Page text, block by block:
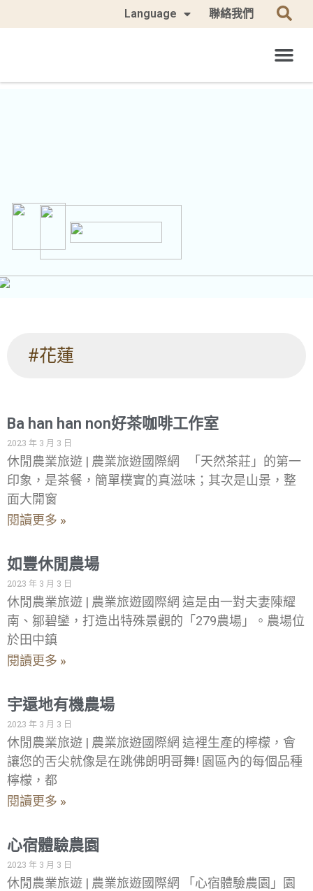
Language 聯絡我們
#花蓮
Ba han han non好茶咖啡工作室
2023 年 3 月 3 日
休閒農業旅遊 | 農業旅遊國際網 「天然茶莊」的第一
印象，是茶餐，簡單樸實的真滋味；其次是山景，整
面大開窗
閱讀更多 »
如豐休閒農場
2023 年 3 月 3 日
休閒農業旅遊 | 農業旅遊國際網 這是由一對夫妻陳耀
南、鄒碧鑾，打造出特殊景觀的「279農場」。農場位
於田中鎮
閱讀更多 »
宇還地有機農場
2023 年 3 月 3 日
休閒農業旅遊 | 農業旅遊國際網 這裡生產的檸檬，會
讓您的舌尖就像是在跳佛朗明哥舞! 園區內的每個品種
檸檬，都
閱讀更多 »
心宿體驗農園
2023 年 3 月 3 日
休閒農業旅遊 | 農業旅遊國際網 「心宿體驗農園」園